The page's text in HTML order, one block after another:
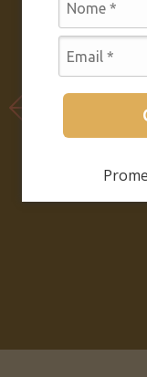
LEIA MAIS